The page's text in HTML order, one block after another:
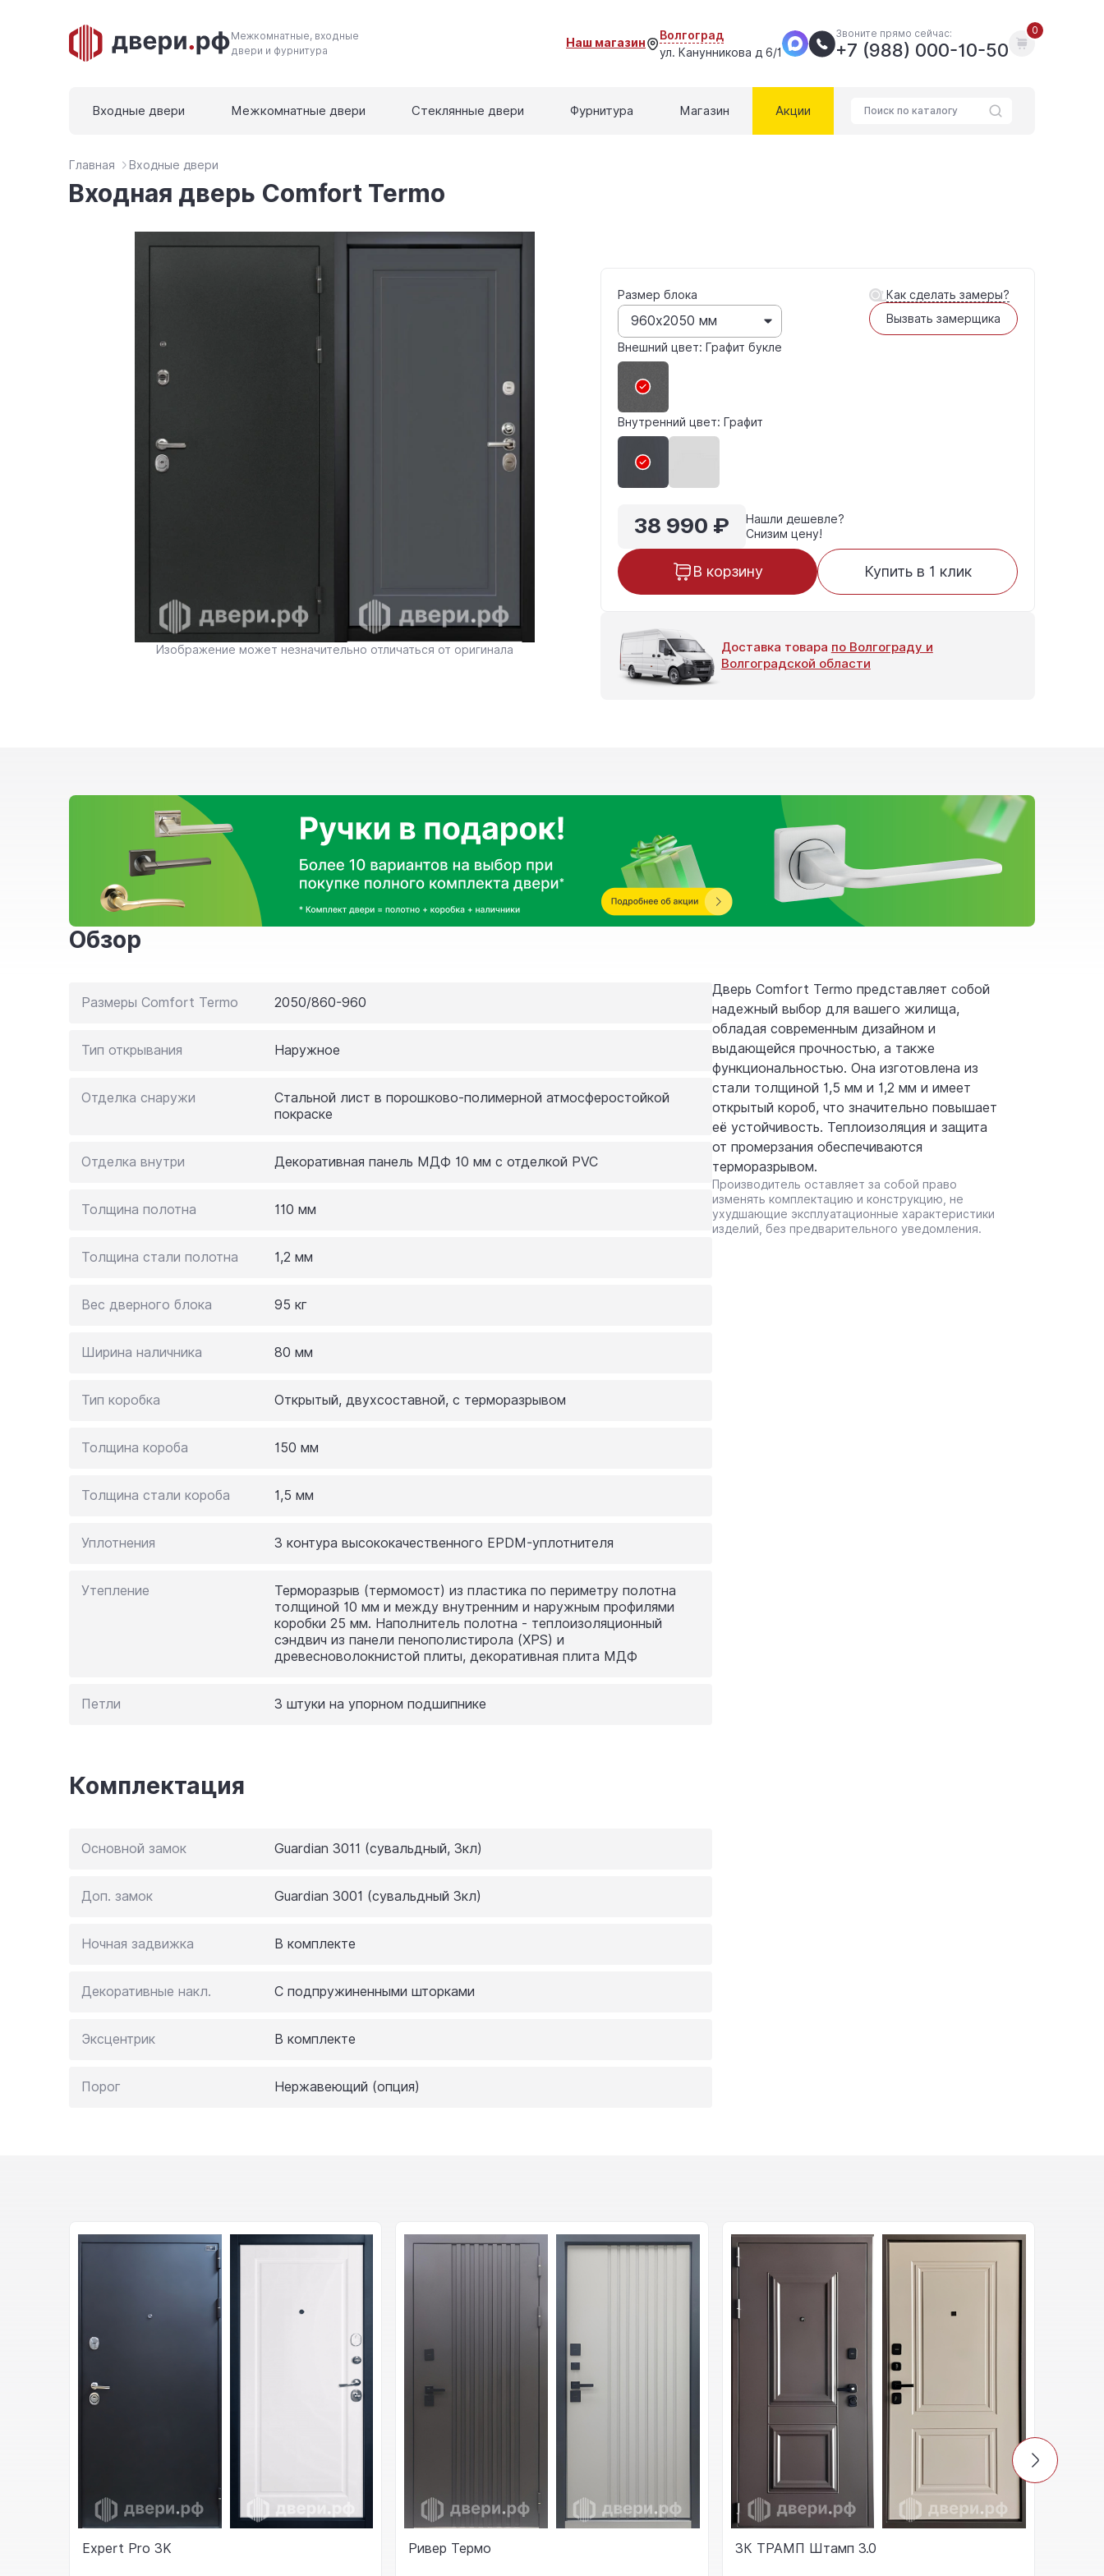
Межкомнатные, входные
двери и фурнитура
Наш магазин Волгоград
ул. Канунникова д 6/1
Звоните прямо сейчас:
+7 (988) 000-10-50
0
Входные двери Межкомнатные двери Стеклянные двери Фурнитура Магазин Акции
Главная Входные двери
Входная дверь Comfort Termo
Изображение может незначительно отличаться от оригинала
Размер блока
960x2050 мм
Как сделать замеры?
Вызвать замерщика
Внешний цвет: Графит букле
Внутренний цвет: Графит
38 990 ₽
Нашли дешевле?
Снизим цену!
В корзину Купить в 1 клик
Доставка товара по Волгограду и
Волгоградской области
Обзор
Размеры Comfort Termo 2050/860-960
Тип открывания Наружное
Отделка снаружи
Стальной лист в порошково-полимерной атмосферостойкой
покраске
Отделка внутри Декоративная панель МДФ 10 мм с отделкой PVC
Толщина полотна 110 мм
Толщина стали полотна 1,2 мм
Вес дверного блока 95 кг
Ширина наличника 80 мм
Тип коробка Открытый, двухсоставной, с терморазрывом
Толщина короба 150 мм
Толщина стали короба 1,5 мм
Уплотнения 3 контура высококачественного EPDM-уплотнителя
Утепление
Терморазрыв (термомост) из пластика по периметру полотна
толщиной 10 мм и между внутренним и наружным профилями
коробки 25 мм. Наполнитель полотна - теплоизоляционный
сэндвич из панели пенополистирола (XPS) и
древесноволокнистой плиты, декоративная плита МДФ
Петли 3 штуки на упорном подшипнике
Комплектация
Основной замок Guardian 3011 (сувальдный, 3кл)
Доп. замок Guardian 3001 (сувальдный 3кл)
Ночная задвижка В комплекте
Декоративные накл. С подпружиненными шторками
Эксцентрик В комплекте
Порог Нержавеющий (опция)
Дверь Comfort Termo представляет собой
надежный выбор для вашего жилища,
обладая современным дизайном и
выдающейся прочностью, а также
функциональностью. Она изготовлена из
стали толщиной 1,5 мм и 1,2 мм и имеет
открытый короб, что значительно повышает
её устойчивость. Теплоизоляция и защита
от промерзания обеспечиваются
терморазрывом.
Производитель оставляет за собой право
изменять комплектацию и конструкцию, не
ухудшающие эксплуатационные характеристики
изделий, без предварительного уведомления.
Expert Pro 3K Ривер Термо 3К ТРАМП Штамп 3.0